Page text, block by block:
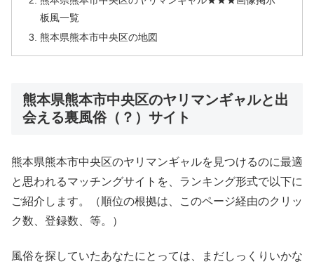
板風一覧
熊本県熊本市中央区の地図
熊本県熊本市中央区のヤリマンギャルと出
会える裏風俗（？）サイト
熊本県熊本市中央区のヤリマンギャルを見つけるのに最適
と思われるマッチングサイトを、ランキング形式で以下に
ご紹介します。（順位の根拠は、このページ経由のクリッ
ク数、登録数、等。）
風俗を探していたあなたにとっては、まだしっくりいかな